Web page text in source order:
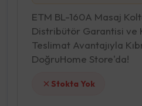
ETM BL-160A Masaj
Distribütör Garantisi ve
Teslimat Avantajıyla
DoğruHome Store'da!
Stokta Yok